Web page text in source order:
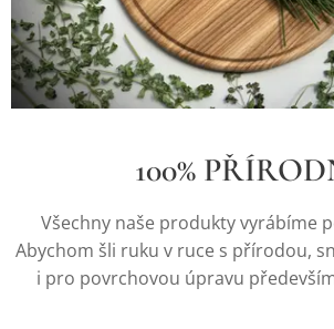
100%
Všechny naše produkty vyrábíme
Abychom šli ruku v ruce s přírodou,
i pro povrchovou úpravu